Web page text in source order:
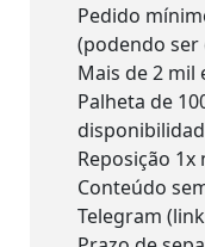
Pedido
(podendo ser
Mais de 2 mil
Palheta de
Reposição 1x
Conteúdo
Telegram